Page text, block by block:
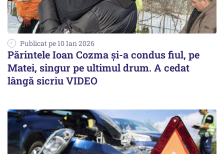
Publicat pe 10 Ian 2026
Părintele Ioan Cozma și-a condus fiul, pe
Matei, singur pe ultimul drum. A cedat
lângă sicriu VIDEO